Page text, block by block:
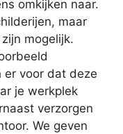
omkijken naar.
maar
mogelijk.
er voor dat deze
je werkplek
verzorgen
We geven